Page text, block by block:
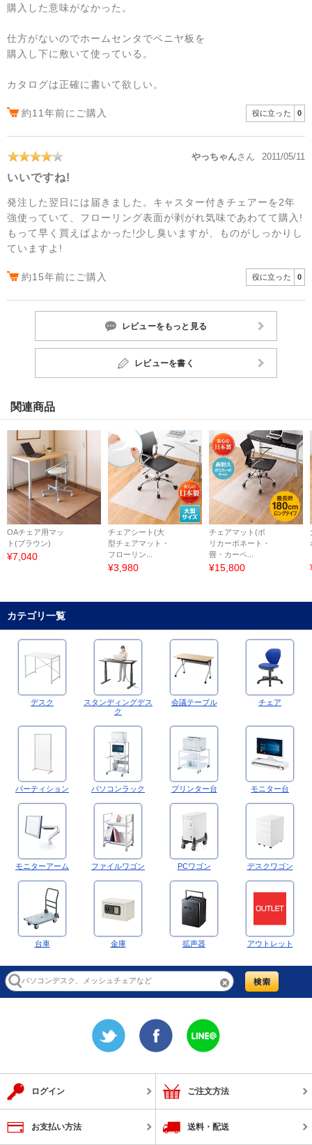
購入した意味がなかった。
仕方がないのでホームセンタでベニヤ板を
購入し下に敷いて使っている。
カタログは正確に書いて欲しい。
約11年前にご購入 役に立った 0
やっちゃんさん 2011/05/11
いいですね!
発注した翌日には届きました。キャスター付きチェアーを2年
強使っていて、フローリング表面が剥がれ気味であわてて購入!
もって早く買えばよかった!少し臭いますが、ものがしっかりし
ていますよ!
約15年前にご購入 役に立った 0
レビューをもっと見る
レビューを書く
関連商品
OAチェア用マッ
ト(ブラウン)
¥7,040
チェアシート(大
型チェアマット・
フローリン...
¥3,980
チェアマット(ポ
リカーボネート・
畳・カーペ...
¥15,800
カテゴリ一覧
デスク
スタンディングデス
ク
会議テーブル チェア
パーティション パソコンラック プリンター台 モニター台
モニターアーム ファイルワゴン PCワゴン デスクワゴン
台車 金庫 拡声器 アウトレット
ログイン ご注文方法
お支払い方法 送料・配送